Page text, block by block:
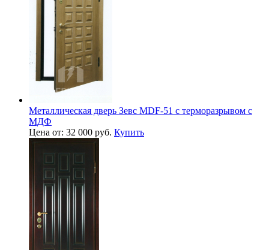
Металлическая дверь Зевс MDF-51 с терморазрывом с
МДФ
Цена от: 32 000 руб. Купить